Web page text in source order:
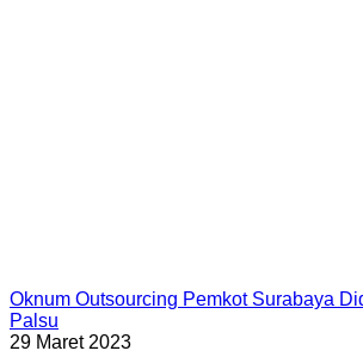
Oknum Outsourcing Pemkot Surabaya
Palsu
29 Maret 2023